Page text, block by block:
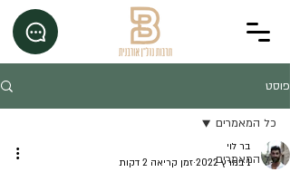
פוסט
כל המאמרים
כל המאמרים
בר לוי
1 במרץ 2022
זמן קריאה 2 דקות